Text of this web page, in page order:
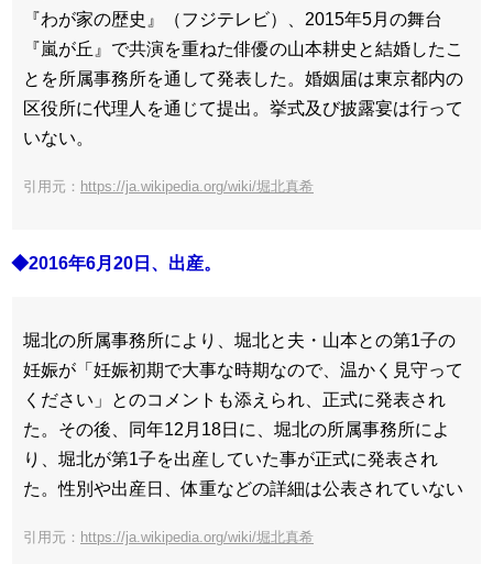
『わが家の歴史』（フジテレビ）、2015年5月の舞台
『嵐が丘』で共演を重ねた俳優の山本耕史と結婚したこ
とを所属事務所を通して発表した。婚姻届は東京都内の
区役所に代理人を通じて提出。挙式及び披露宴は行って
いない。
引用元： https://ja.wikipedia.org/wiki/堀北真希
◆2016年6月20日、出産。
堀北の所属事務所により、堀北と夫・山本との第1子の
妊娠が「妊娠初期で大事な時期なので、温かく見守って
ください」とのコメントも添えられ、正式に発表され
た。その後、同年12月18日に、堀北の所属事務所によ
り、堀北が第1子を出産していた事が正式に発表され
た。性別や出産日、体重などの詳細は公表されていない
引用元： https://ja.wikipedia.org/wiki/堀北真希